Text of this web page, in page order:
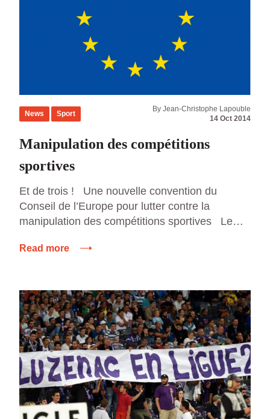
News Sport
By Jean-Christophe Lapouble
14 Oct 2014
Manipulation des compétitions
sportives
Et de trois ! Une nouvelle convention du
Conseil de l’Europe pour lutter contre la
manipulation des compétitions sportives Le
assimilé à l’Union européenne poursuit son
sport en 1985, adoptée à la suite […]
Read more